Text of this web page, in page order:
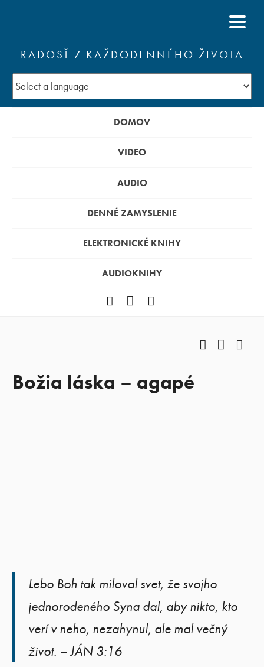
RADOSŤ Z KAŽDODENNÉHO ŽIVOTA
DOMOV
VIDEO
AUDIO
DENNÉ ZAMYSLENIE
ELEKTRONICKÉ KNIHY
AUDIOKNIHY
Facebook
YouTube
Facebook
Božia láska – agapé
Lebo Boh tak miloval svet, že svojho
jednorodeného Syna dal, aby nikto, kto
verí v neho, nezahynul, ale mal večný
život. – JÁN 3:16